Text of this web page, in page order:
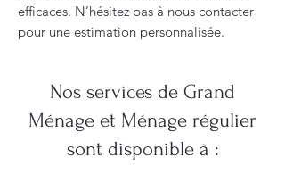
efficaces. N’hésitez pas à nous contacter
pour une estimation personnalisée.
Nos services de Grand
Ménage et Ménage régulier
sont disponible à :